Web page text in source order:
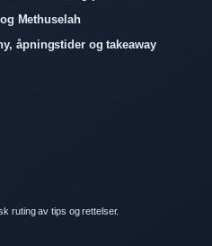
Methuselah
åpningstider og takeaway
ruting av tips og rettelser.